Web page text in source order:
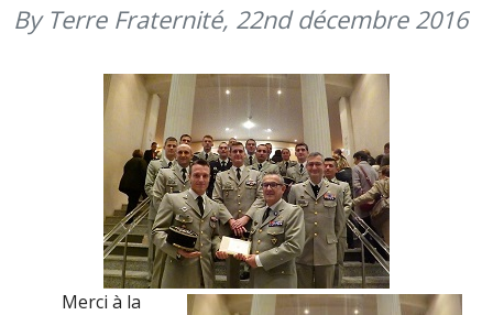
DES
By Terre Fraternité, 22nd décembre 2016
Merci à la